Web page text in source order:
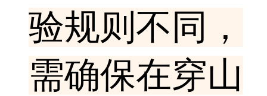
验规则不同，
需确保在穿山